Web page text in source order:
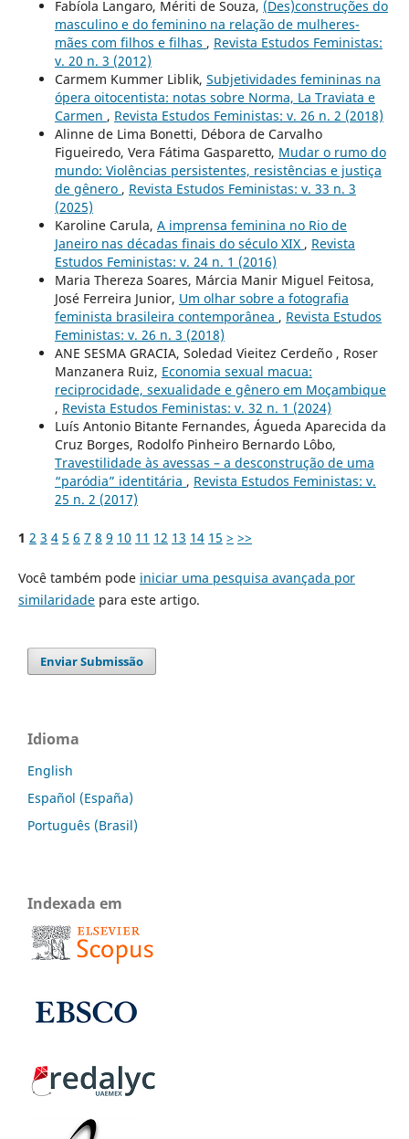
Fabíola Langaro, Mériti de Souza, (Des)construções do
masculino e do feminino na relação de mulheres-
mães com filhos e filhas , Revista Estudos Feministas:
v. 20 n. 3 (2012)
Carmem Kummer Liblik, Subjetividades femininas na
ópera oitocentista: notas sobre Norma, La Traviata e
Carmen , Revista Estudos Feministas: v. 26 n. 2 (2018)
Alinne de Lima Bonetti, Débora de Carvalho
Figueiredo, Vera Fátima Gasparetto, Mudar o rumo do
mundo: Violências persistentes, resistências e justiça
de gênero , Revista Estudos Feministas: v. 33 n. 3
(2025)
Karoline Carula, A imprensa feminina no Rio de
Janeiro nas décadas finais do século XIX , Revista
Estudos Feministas: v. 24 n. 1 (2016)
Maria Thereza Soares, Márcia Manir Miguel Feitosa,
José Ferreira Junior, Um olhar sobre a fotografia
feminista brasileira contemporânea , Revista Estudos
Feministas: v. 26 n. 3 (2018)
ANE SESMA GRACIA, Soledad Vieitez Cerdeño , Roser
Manzanera Ruiz, Economia sexual macua:
reciprocidade, sexualidade e gênero em Moçambique
, Revista Estudos Feministas: v. 32 n. 1 (2024)
Luís Antonio Bitante Fernandes, Águeda Aparecida da
Cruz Borges, Rodolfo Pinheiro Bernardo Lôbo,
Travestilidade às avessas – a desconstrução de uma
“paródia” identitária , Revista Estudos Feministas: v.
25 n. 2 (2017)
1 2 3 4 5 6 7 8 9 10 11 12 13 14 15 > >>
Você também pode iniciar uma pesquisa avançada por
similaridadepara este artigo.
Enviar Submissão
Idioma
English
Español (España)
Português (Brasil)
Indexada em